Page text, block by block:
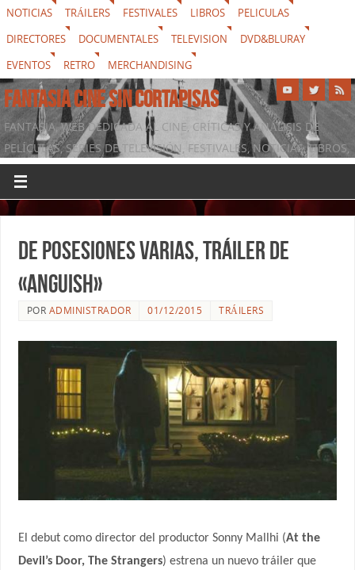
NOTICIAS TRÁILERS FESTIVALES LIBROS
PELICULAS
DIRECTORES
DOCUMENTALES TELEVISION
DVD&BLURAY
EVENTOS
RETRO MERCHANDISING
FANTASIA CINE SIN CORTAPISAS
FANTASIA, WEB DEDICADA AL CINE, CRÍTICAS Y ANÁLISIS DE
PELÍCULAS, SERIES DE TELEVISIÓN, FESTIVALES, NOTICIAS, LIBROS,
DVD & BLURAY, MERCHANDISING Y TODO LO QUE RODEA AL
SÉPTIMO ARTE
De posesiones varias, tráiler de
«Anguish»
POR ADMINISTRADOR 01/12/2015 TRÁILERS
El debut como director del productor Sonny Mallhi (At the
Devil’s Door, The Strangers) estrena un nuevo tráiler que